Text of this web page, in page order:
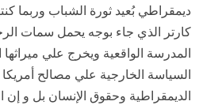
ديمقراطي بُعيد ثورة الشباب وربما
كارتر الذي جاء بوجه يحمل سمات
المدرسة الواقعية ويخرج علي
السياسة الخارجية علي مصالح
الديمقراطية وحقوق الإنسان بل و